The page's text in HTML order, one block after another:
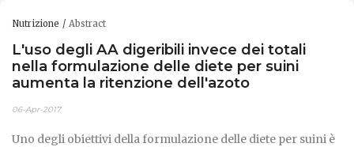
Nutrizione Abstract
L'uso degli AA digeribili invece dei totali
nella formulazione delle diete per suini
aumenta la ritenzione dell'azoto
06-Apr-2017
Uno degli obiettivi della formulazione delle diete per suini è